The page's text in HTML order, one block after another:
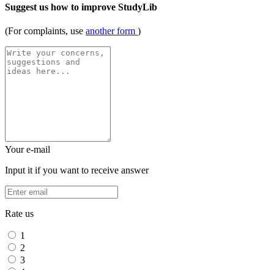
Suggest us how to improve StudyLib
(For complaints, use another form )
Your e-mail
Input it if you want to receive answer
Rate us
1
2
3